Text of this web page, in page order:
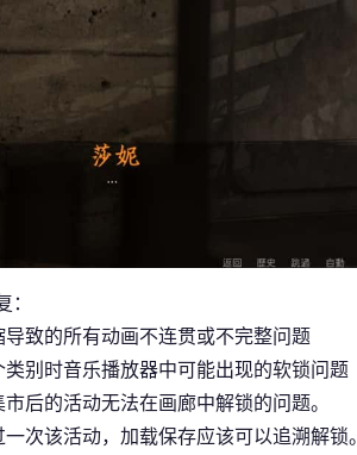
致的所有动画不连贯或不完整问题
别时音乐播放器中可能出现的软锁问题
后的活动无法在画廊中解锁的问题。
次该活动，加载保存应该可以追溯解锁。